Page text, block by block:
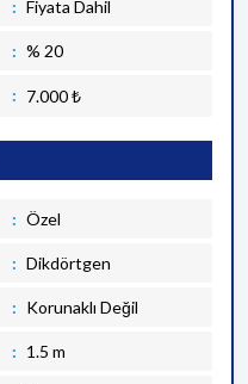
Fiyata Dahil
% 20
7.000 ₺
Özel
Dikdörtgen
Korunaklı Değil
1.5 m